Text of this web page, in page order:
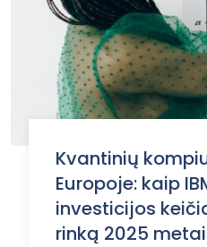
Kvantinių
Europoje: kaip
investicijos
rinką 2025